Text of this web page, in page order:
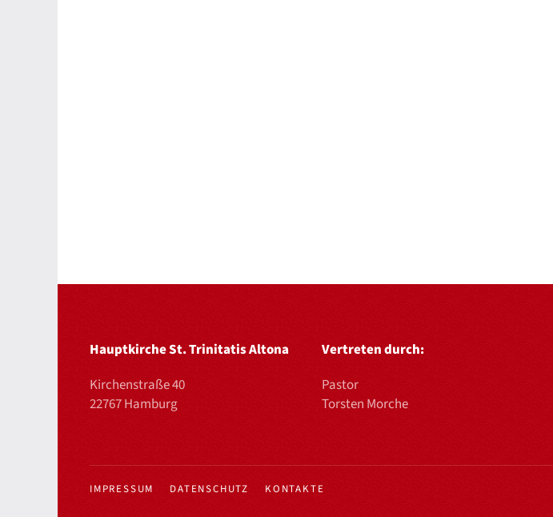
Hauptkirche St. Trinitatis Altona
Kirchenstraße 40
22767 Hamburg
Vertreten durch:
Pastor
Torsten Morche
IMPRESSUM DATENSCHUTZ KONTAKTE